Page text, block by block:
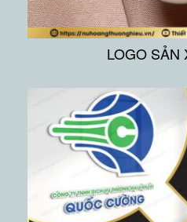
LOGO SẢN